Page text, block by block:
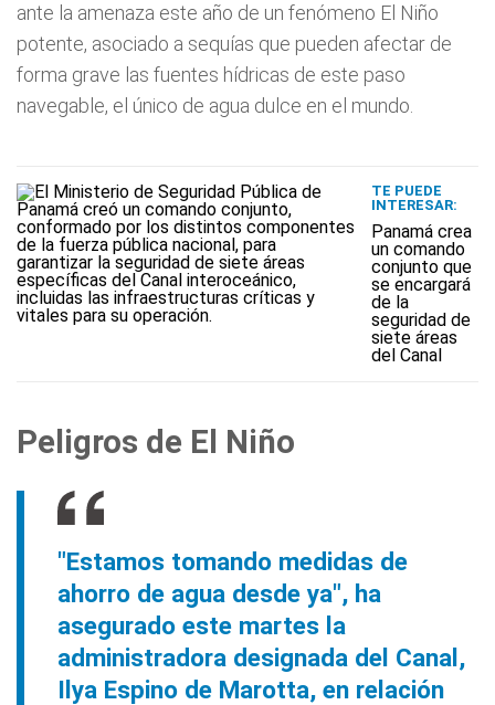
ante la amenaza este año de un fenómeno El Niño
potente, asociado a sequías que pueden afectar de
forma grave las fuentes hídricas de este paso
navegable, el único de agua dulce en el mundo.
TE PUEDE
INTERESAR:
Panamá crea
un comando
conjunto que
se encargará
de la
seguridad de
siete áreas
del Canal
Peligros de El Niño
"Estamos tomando medidas de
ahorro de agua desde ya", ha
asegurado este martes la
administradora designada del Canal,
Ilya Espino de Marotta, en relación